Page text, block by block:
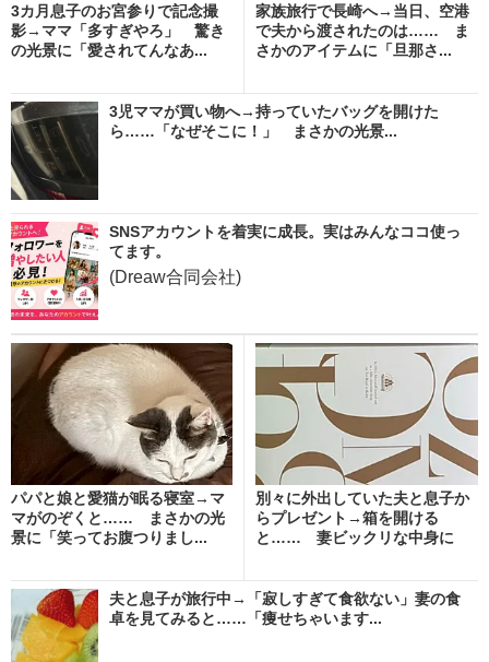
3カ月息子のお宮参りで記念撮
影→ママ「多すぎやろ」 驚き
の光景に「愛されてんなあ...
家族旅行で長崎へ→当日、空港
で夫から渡されたのは…… ま
さかのアイテムに「旦那さ...
3児ママが買い物へ→持っていたバッグを開けた
ら……「なぜそこに！」 まさかの光景...
SNSアカウントを着実に成長。実はみんなココ使っ
てます。
(Dreaw合同会社)
パパと娘と愛猫が眠る寝室→マ
マがのぞくと…… まさかの光
景に「笑ってお腹つりまし...
別々に外出していた夫と息子か
らプレゼント→箱を開ける
と…… 妻ビックリな中身に
夫と息子が旅行中→「寂しすぎて食欲ない」妻の食
卓を見てみると……「痩せちゃいます...